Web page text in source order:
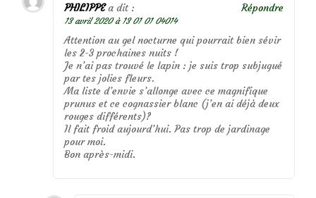
PHILIPPE a dit :
13 avril 2020 à 13 01 01 04014
Attention au gel nocturne qui pourrait bien sévir
les 2-3 prochaines nuits !
Je n’ai pas trouvé le lapin : je suis trop subjugué
par tes jolies fleurs.
Ma liste d’envie s’allonge avec ce magnifique
prunus et ce cognassier blanc (j’en ai déjà deux
rouges différents)?
Il fait froid aujourd’hui. Pas trop de jardinage
pour moi.
Bon après-midi.
Répondre